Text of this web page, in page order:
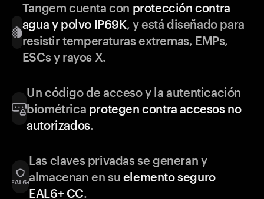
Tangem cuenta con protección contra
agua y polvo IP69K, y está diseñado para
resistir temperaturas extremas, EMPs,
ESCs y rayos X.
Un código de acceso y la autenticación
biométrica protegen contra accesos no
autorizados.
Las claves privadas se generan y
almacenan en su elemento seguro
EAL6+ CC.